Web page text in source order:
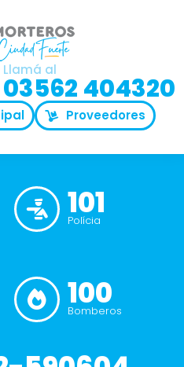
Llamá al
03562 404320
Proveedores
101
Polícia
100
Bomberos